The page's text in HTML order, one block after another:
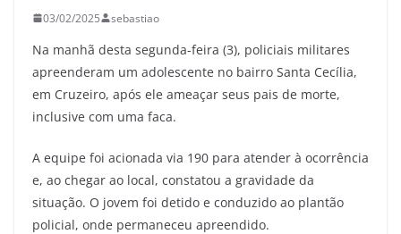
03/02/2025 sebastiao
Na manhã desta segunda-feira (3), policiais militares
apreenderam um adolescente no bairro Santa Cecília,
em Cruzeiro, após ele ameaçar seus pais de morte,
inclusive com uma faca.
A equipe foi acionada via 190 para atender à ocorrência
e, ao chegar ao local, constatou a gravidade da
situação. O jovem foi detido e conduzido ao plantão
policial, onde permaneceu apreendido.